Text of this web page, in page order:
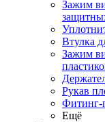
Зажим
Втулка
Зажим
Рукав
Фитинг-
Ещё